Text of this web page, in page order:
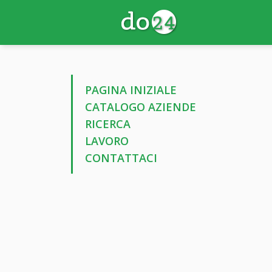
PAGINA INIZIALE
CATALOGO AZIENDE
RICERCA
LAVORO
CONTATTACI